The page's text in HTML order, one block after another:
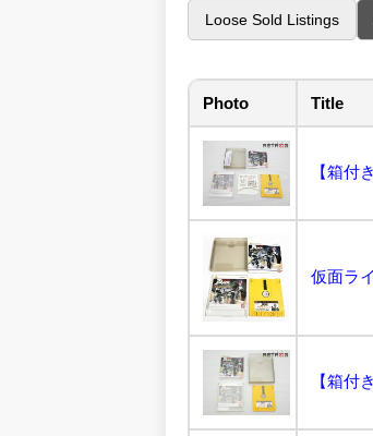
Loose Sold Listings
Photo Title